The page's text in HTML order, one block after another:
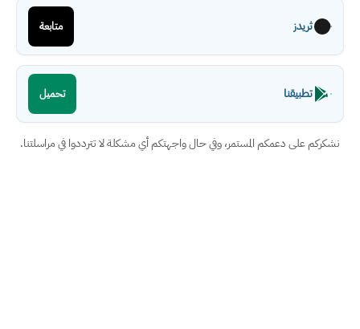
ثريدز متابعة
تطبيقنا تحميل
نشكركم على دعمكم المستمر، وفي حال واجهتكم أي مشكلة لا تترددوا في مراسلتنا.